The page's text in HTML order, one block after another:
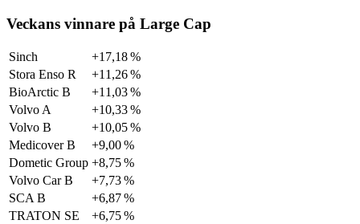
Veckans vinnare på Large Cap
Sinch
+17,18 %
Stora Enso R
+11,26 %
BioArctic B
+11,03 %
Volvo A
+10,33 %
Volvo B
+10,05 %
Medicover B
+9,00 %
Dometic Group +8,75 %
Volvo Car B
+7,73 %
SCA B
+6,87 %
TRATON SE
+6,75 %